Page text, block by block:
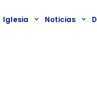
Iglesia Noticias